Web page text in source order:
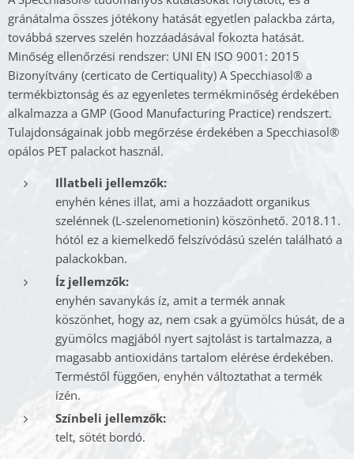
gránátalma összes jótékony hatását egyetlen palackba zárta,
továbbá szerves szelén hozzáadásával fokozta hatását.
Minőség ellenőrzési rendszer: UNI EN ISO 9001: 2015
Bizonyítvány (certi­cato de Certiquality) A Specchiasol® a
termékbiztonság és az egyenletes termékminőség érdekében
alkalmazza a GMP (Good Manufacturing Practice) rendszert.
Tulajdonságainak jobb megőrzése érdekében a Specchiasol®
opálos PET palackot használ.
Illatbeli jellemzők:
enyhén kénes illat, ami a hozzáadott organikus
szelénnek (L-szelenometionin) köszönhető. 2018.11.
hótól ez a kiemelkedő felszívódású szelén található a
palackokban.
Íz jellemzők:
enyhén savanykás íz, amit a termék annak
köszönhet, hogy az, nem csak a gyümölcs húsát, de a
gyümölcs magjából nyert sajtolást is tartalmazza, a
magasabb antioxidáns tartalom elérése érdekében.
Terméstől függően, enyhén változtathat a termék
ízén.
Színbeli jellemzők:
telt, sötét bordó.